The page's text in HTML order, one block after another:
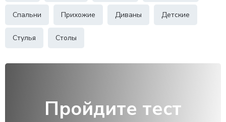
Спальни Прихожие Диваны Детские
Стулья Столы
Пройдите тест